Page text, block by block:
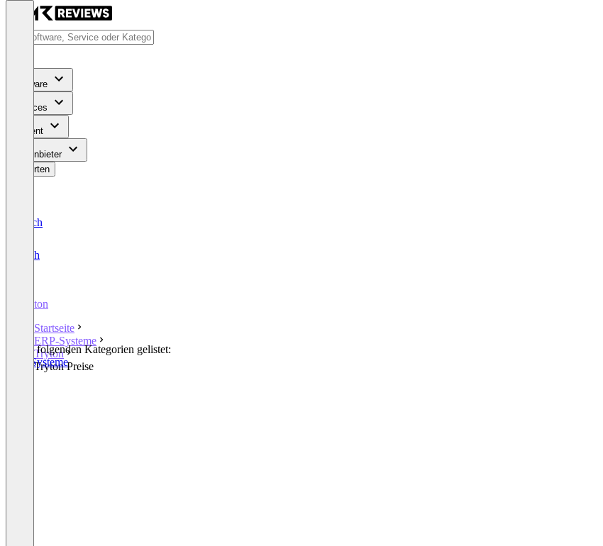
Software
Services
Content
Für Anbieter
Bewerten
Deutsch
English
Tryton
Startseite
ERP-Systeme
Tryton
Tryton Preise
In den folgenden Kategorien gelistet:
ERP-Systeme